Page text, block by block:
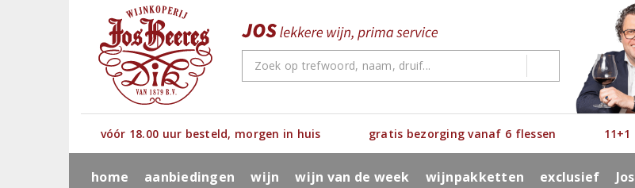
vóór 18.00 uur besteld, morgen in huis gratis bezorging vanaf 6 flessen
home aanbiedingen wijn wijn van de week wijnpakketten exclusief